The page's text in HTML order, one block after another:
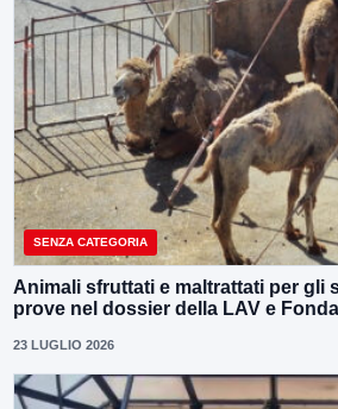
SENZA CATEGORIA
Animali sfruttati e maltrattati per gli
prove nel dossier della LAV e
23 LUGLIO 2026